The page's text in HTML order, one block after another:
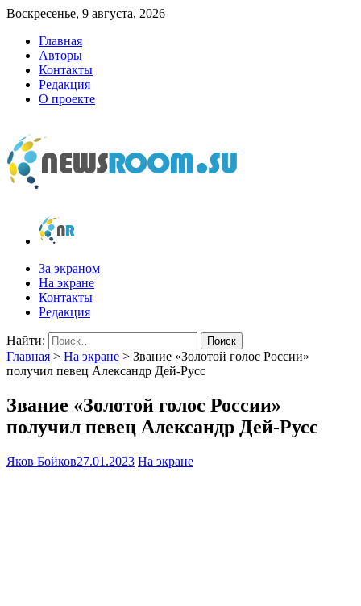
Воскресенье, 9 августа, 2026
Главная
Авторы
Контакты
Редакция
О проекте
newsroom.su
Новости о новостях
За экраном
На экране
Контакты
Редакция
Найти:
Главная > На экране > Звание «Золотой голос России»
получил певец Александр Дей-Русс
Звание «Золотой голос России»
получил певец Александр Дей-Русс
Яков Бойков27.01.2023 На экране